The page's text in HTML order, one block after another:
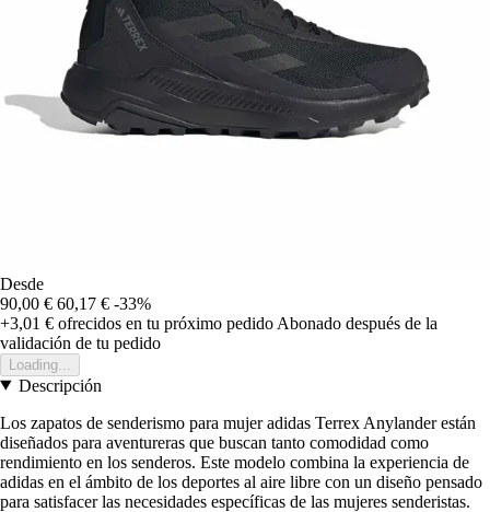
Desde
90,00 € 60,17 € -33%
+3,01 € ofrecidos en tu próximo pedido Abonado después de la
validación de tu pedido
Loading...
Descripción
Los zapatos de senderismo para mujer adidas Terrex Anylander están
diseñados para aventureras que buscan tanto comodidad como
rendimiento en los senderos. Este modelo combina la experiencia de
adidas en el ámbito de los deportes al aire libre con un diseño pensado
para satisfacer las necesidades específicas de las mujeres senderistas.